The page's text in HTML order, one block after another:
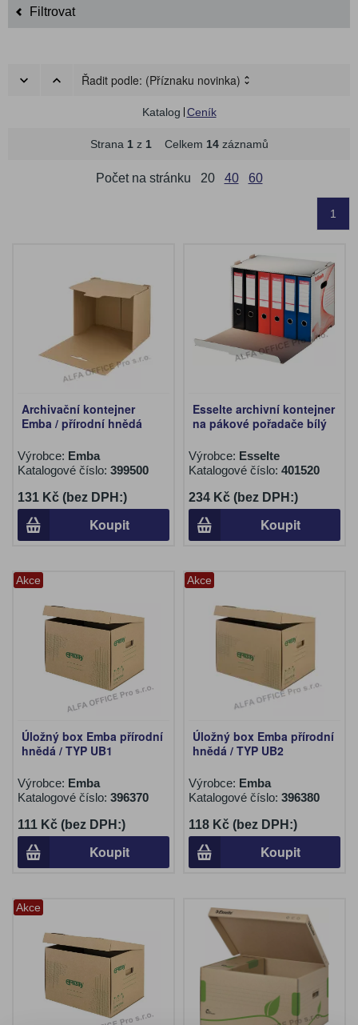
Filtrovat
Řadit podle: (Příznaku novinka)
Katalog Ceník
Strana 1z 1Celkem 14záznamů
Počet na stránku 20 40 60
1
Archivační kontejner
Emba / přírodní hnědá
Výrobce: Emba
Katalogové číslo: 399500
131 Kč (bez DPH:)
Koupit
Esselte archivní kontejner
na pákové pořadače bílý
Výrobce: Esselte
Katalogové číslo: 401520
234 Kč (bez DPH:)
Koupit
Akce
Úložný box Emba přírodní
hnědá / TYP UB1
Výrobce: Emba
Katalogové číslo: 396370
111 Kč (bez DPH:)
Koupit
Akce
Úložný box Emba přírodní
hnědá / TYP UB2
Výrobce: Emba
Katalogové číslo: 396380
118 Kč (bez DPH:)
Koupit
Akce